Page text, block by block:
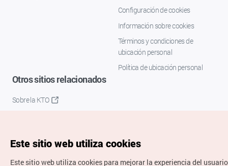
Configuración de cookies
Información sobre cookies
Términos y condiciones de
ubicación personal
Política de ubicación personal
Otros sitios relacionados
Sobre la KTO
Este sitio web utiliza cookies
Este sitio web utiliza cookies para mejorar la experiencia del